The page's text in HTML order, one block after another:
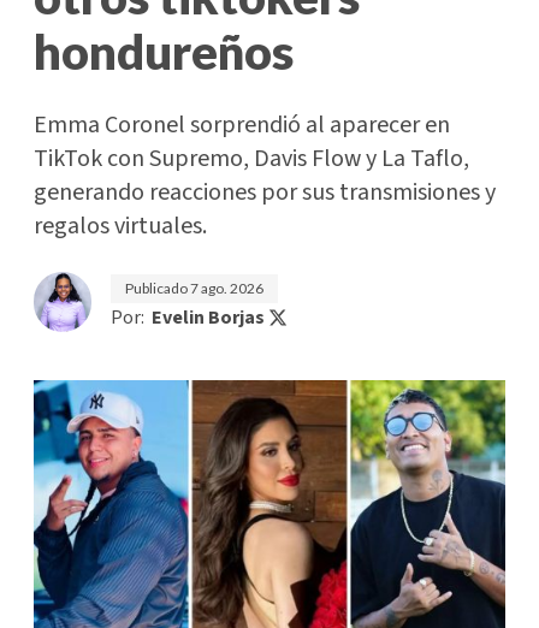
hondureños
Emma Coronel sorprendió al aparecer en
TikTok con Supremo, Davis Flow y La Taflo,
generando reacciones por sus transmisiones y
regalos virtuales.
Publicado7 ago. 2026
Por: Evelin Borjas